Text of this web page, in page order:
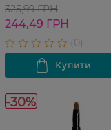
325,99 ГРН
244,49 ГРН
-30%